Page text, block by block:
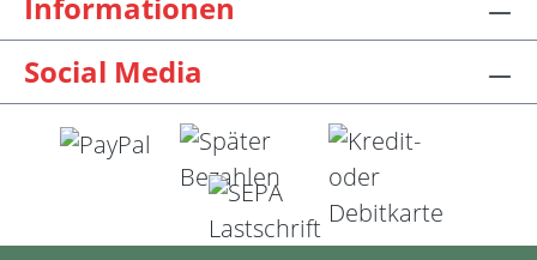
Social Media